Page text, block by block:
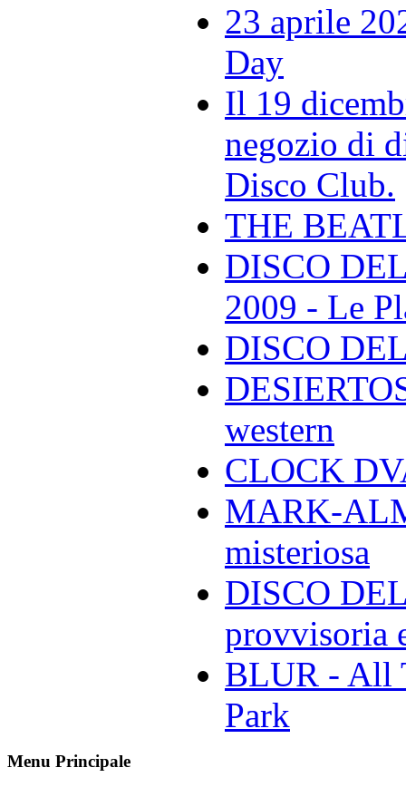
23 aprile
Day
Il 19
negozio di
Disco Club.
THE
DISCO
2009 - Le
DISCO
western
CLOCK
MARK-
misteriosa
DISCO
provvisoria
BLUR - All
Park
Menu Principale